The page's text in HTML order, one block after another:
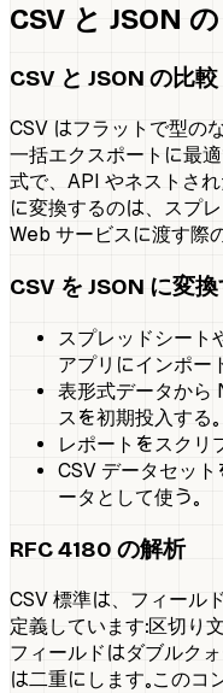
CSV と JSON
CSV と JSON の比較
CSV はフラットで型の
一括エクスポートに最
式で、API やネストされ
に変換するのは、スプ
Web サービスに渡す際
CSV を JSON に変
スプレッドシート
アプリにインポー
表形式データから
スを初期投入する。
レポートをスクリ
CSV データセッ
ータとして使う。
RFC 4180 の解析
CSV 標準は、フィール
定義しています：区切
フィールドはダブルク
は二重にします。この